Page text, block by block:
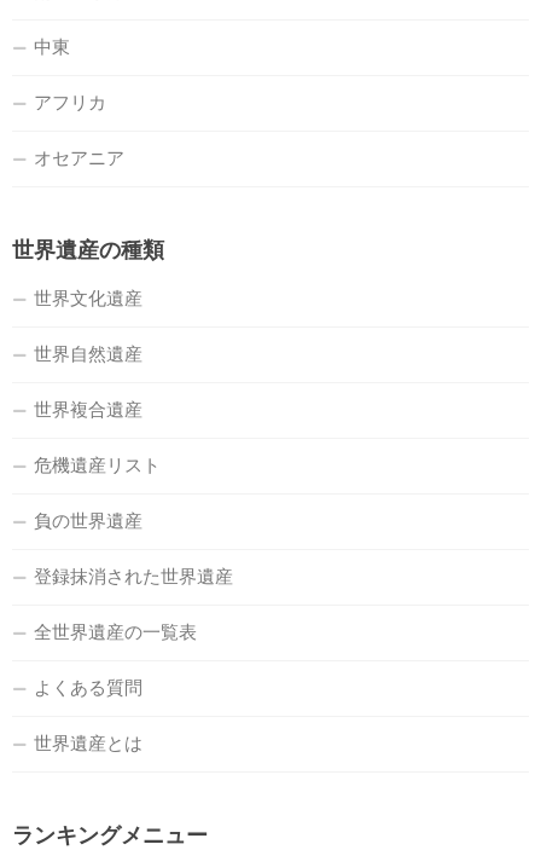
中東
アフリカ
オセアニア
世界遺産の種類
世界文化遺産
世界自然遺産
世界複合遺産
危機遺産リスト
負の世界遺産
登録抹消された世界遺産
全世界遺産の一覧表
よくある質問
世界遺産とは
ランキングメニュー